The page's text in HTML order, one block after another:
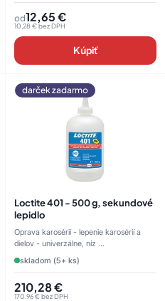
od12,65€
10,28 €bez DPH
Kúpiť
darček zadarmo
Loctite 401 - 500 g, sekundové
lepidlo
Oprava karosérií - lepenie karosérií a
dielov - univerzálne, níz ...
skladom (5+ ks)
210,28€
170,96€bez DPH